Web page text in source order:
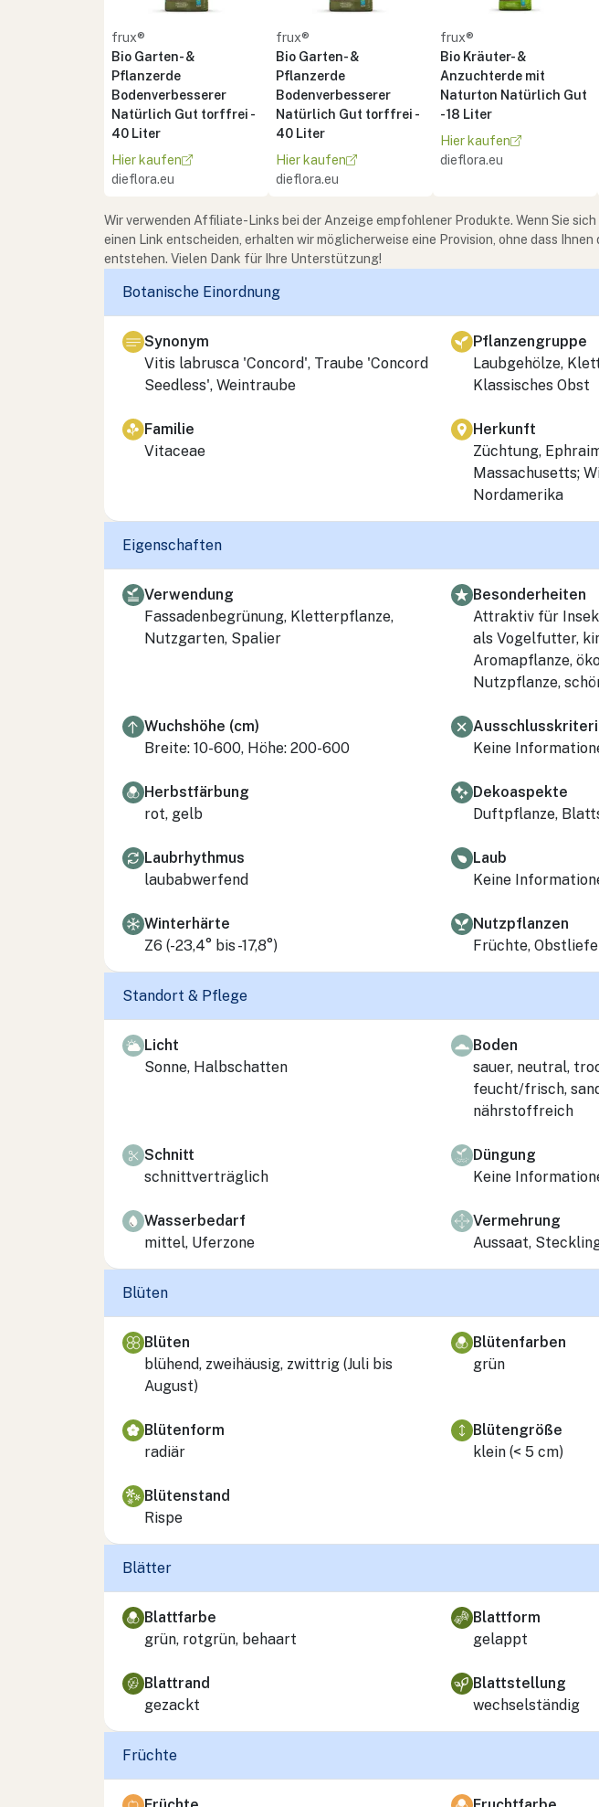
frux®
Bio Garten- &
Pflanzerde
Bodenverbesserer
Natürlich Gut torffrei -
40 Liter
Hier kaufen
dieflora.eu
frux®
Bio Garten- &
Pflanzerde
Bodenverbesserer
Natürlich Gut torffrei -
40 Liter
Hier kaufen
dieflora.eu
frux®
Bio Kräuter- &
Anzuchterde mit
Naturton Natürlich Gut
- 18 Liter
Hier kaufen
dieflora.eu
Wir verwenden Affiliate-Links bei der Anzeige empfohlener Produkte. Wenn Sie
einen Link entscheiden, erhalten wir möglicherweise eine Provision, ohne dass
entstehen. Vielen Dank für Ihre Unterstützung!
Botanische Einordnung
Synonym
Vitis labrusca 'Concord', Traube 'Concord
Seedless', Weintraube
Pflanzengruppe
Laubgehölze,
Klassisches Obst
Familie
Vitaceae
Herkunft
Züchtung,
Massachusetts;
Nordamerika
Eigenschaften
Verwendung
Fassadenbegrünung, Kletterpflanze,
Nutzgarten, Spalier
Besonderheiten
Attraktiv für
als Vogelfutter,
Aromapflanze,
Nutzpflanze,
Wuchshöhe (cm)
Breite: 10-600, Höhe: 200-600
Keine
Herbstfärbung
rot, gelb
Dekoaspekte
Duftpflanze,
Laubrhythmus
laubabwerfend
Laub
Keine
Winterhärte
Z6 (-23,4° bis -17,8°)
Nutzpflanzen
Früchte,
Standort & Pflege
Licht
Sonne, Halbschatten
Boden
sauer, neutral,
feucht/frisch,
nährstoffreich
Schnitt
schnittverträglich
Düngung
Keine
Wasserbedarf
mittel, Uferzone
Vermehrung
Aussaat,
Blüten
Blüten
blühend, zweihäusig, zwittrig (Juli bis
August)
Blütenfarben
grün
Blütenform
radiär
Blütengröße
klein (< 5 cm)
Blütenstand
Rispe
Blätter
Blattfarbe
grün, rotgrün, behaart
Blattform
gelappt
Blattrand
gezackt
Blattstellung
wechselständig
Früchte